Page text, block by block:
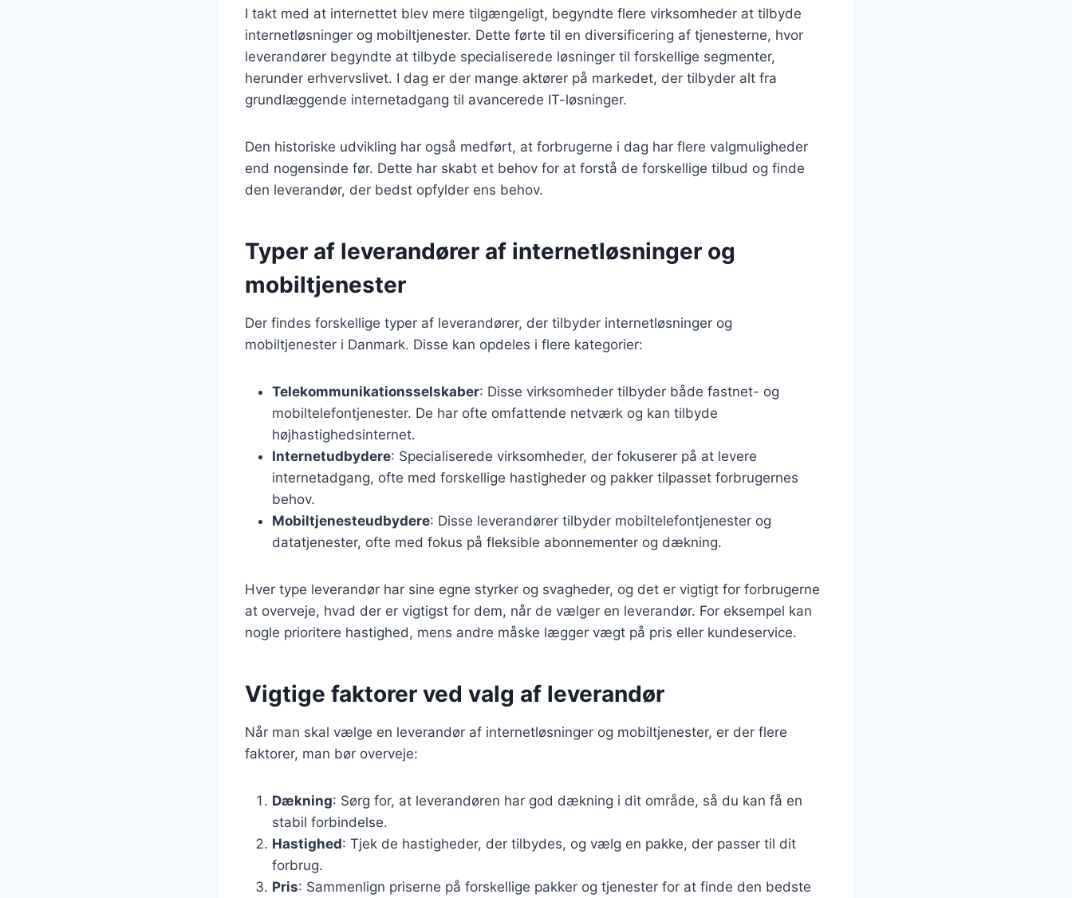
I takt med at internettet blev mere tilgængeligt, begyndte flere virksomheder at tilbyde
internetløsninger og mobiltjenester. Dette førte til en diversificering af tjenesterne, hvor
leverandører begyndte at tilbyde specialiserede løsninger til forskellige segmenter,
herunder erhvervslivet. I dag er der mange aktører på markedet, der tilbyder alt fra
grundlæggende internetadgang til avancerede IT-løsninger.
Den historiske udvikling har også medført, at forbrugerne i dag har flere valgmuligheder
end nogensinde før. Dette har skabt et behov for at forstå de forskellige tilbud og finde
den leverandør, der bedst opfylder ens behov.
Typer af leverandører af internetløsninger og
mobiltjenester
Der findes forskellige typer af leverandører, der tilbyder internetløsninger og
mobiltjenester i Danmark. Disse kan opdeles i flere kategorier:
Telekommunikationsselskaber: Disse virksomheder tilbyder både fastnet- og
mobiltelefontjenester. De har ofte omfattende netværk og kan tilbyde
højhastighedsinternet.
Internetudbydere: Specialiserede virksomheder, der fokuserer på at levere
internetadgang, ofte med forskellige hastigheder og pakker tilpasset forbrugernes
behov.
Mobiltjenesteudbydere: Disse leverandører tilbyder mobiltelefontjenester og
datatjenester, ofte med fokus på fleksible abonnementer og dækning.
Hver type leverandør har sine egne styrker og svagheder, og det er vigtigt for forbrugerne
at overveje, hvad der er vigtigst for dem, når de vælger en leverandør. For eksempel kan
nogle prioritere hastighed, mens andre måske lægger vægt på pris eller kundeservice.
Vigtige faktorer ved valg af leverandør
Når man skal vælge en leverandør af internetløsninger og mobiltjenester, er der flere
faktorer, man bør overveje:
Dækning: Sørg for, at leverandøren har god dækning i dit område, så du kan få en
stabil forbindelse.
Hastighed: Tjek de hastigheder, der tilbydes, og vælg en pakke, der passer til dit
forbrug.
Pris: Sammenlign priserne på forskellige pakker og tjenester for at finde den bedste